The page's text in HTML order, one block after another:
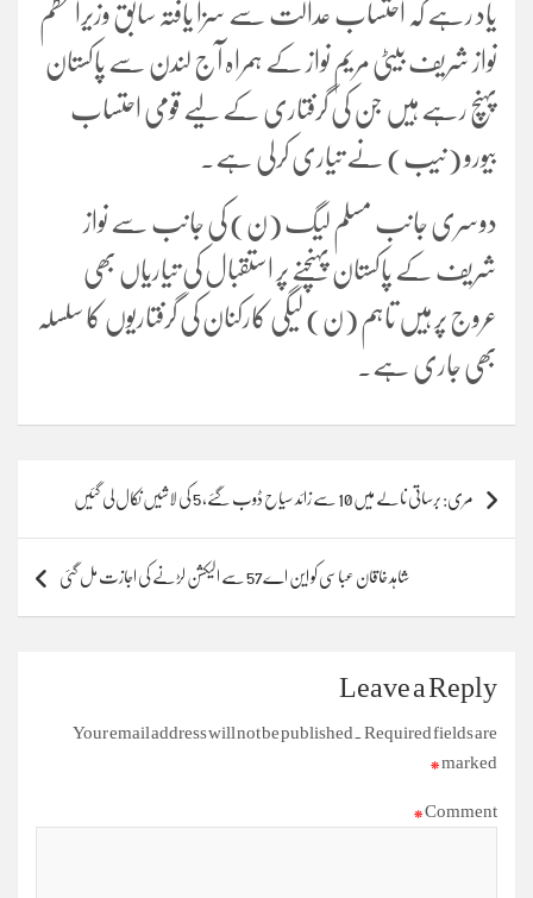
یاد رہے کہ احتساب عدالت سے سزا یافتہ سابق وزیراعظم
نواز شریف بیٹی مریم نواز کے ہمراہ آج لندن سے پاکستان
پہنچ رہے ہیں جن کی گرفتاری کے لیے قومی احتساب
بیورو (نیب) نے تیاری کرلی ہے۔
دوسری جانب مسلم لیگ (ن) کی جانب سے نواز
شریف کے پاکستان پہنچنے پر استقبال کی تیاریاں بھی
عروج پر ہیں تاہم (ن) لیگی کارکنان کی گرفتاریوں کا سلسلہ
بھی جاری ہے۔
navigation
مری: برساتی نالے میں 10 سے زائد سیاح ڈوب گئے، 5 کی لاشیں نکال لی گئیں
شاہد خاقان عباسی کو این اے57 سے الیکشن لڑنے کی اجازت مل گئی
Leave a Reply
Your email address will not be published. Required fields are
marked
*
Comment
*